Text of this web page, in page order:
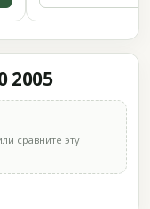
2005
сравните эту